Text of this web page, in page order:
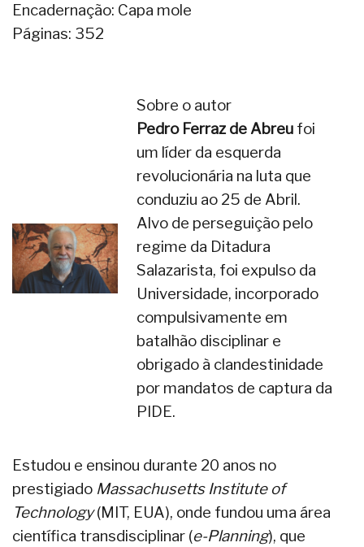
Encadernação: Capa mole
Páginas: 352
Sobre o autor
Pedro Ferraz de Abreufoi
um líder da esquerda
revolucionária na luta que
conduziu ao 25 de Abril.
Alvo de perseguição pelo
regime da Ditadura
Salazarista, foi expulso da
Universidade, incorporado
compulsivamente em
batalhão disciplinar e
obrigado à clandestinidade
por mandatos de captura da
PIDE.
Estudou e ensinou durante 20 anos no
prestigiado Massachusetts Institute of
Technology(MIT, EUA), onde fundou uma área
científica transdisciplinar (e-Planning), que